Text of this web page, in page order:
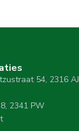
54, 2316 AJ
2341 PW